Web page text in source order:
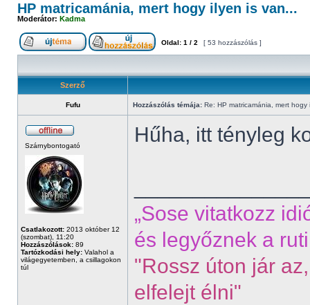
HP matricamánia, mert hogy ilyen is van...
Moderátor: Kadma
Oldal: 1 / 2 [ 53 hozzászólás ]
Szerző
Fufu Hozzászólás témája: Re: HP matricamánia, mert hogy
Szárnybontogató
Csatlakozott: 2013 október 12
(szombat), 11:20
Hozzászólások: 89
Tartózkodási hely: Valahol a
világegyetemben, a csillagokon
túl
Hűha, itt tényleg
„Sose vitatkozz
és legyőznek a
"Rossz úton jár
elfelejt élni"